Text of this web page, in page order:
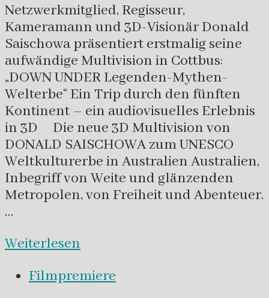
Netzwerkmitglied, Regisseur,
Kameramann und 3D-Visionär Donald
Saischowa präsentiert erstmalig seine
aufwändige Multivision in Cottbus:
„DOWN UNDER Legenden-Mythen-
Welterbe“ Ein Trip durch den fünften
Kontinent – ein audiovisuelles Erlebnis
in 3D Die neue 3D Multivision von
DONALD SAISCHOWA zum UNESCO
Weltkulturerbe in Australien Australien,
Inbegriff von Weite und glänzenden
Metropolen, von Freiheit und Abenteuer.
…
Weiterlesen
Filmpremiere